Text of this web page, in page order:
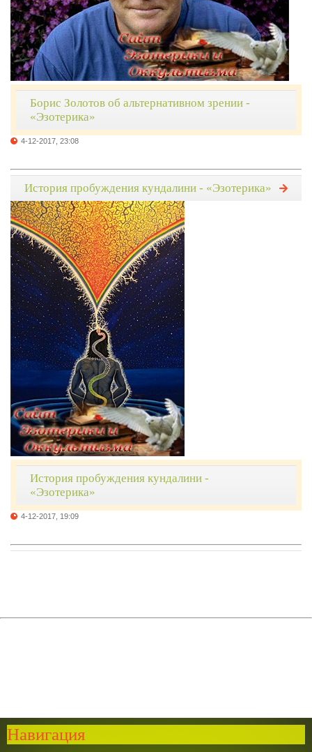
Борис Золотов об альтернативном зрении -
«Эзотерика»
4-12-2017, 23:08
История пробуждения кундалини - «Эзотерика»
История пробуждения кундалини -
«Эзотерика»
4-12-2017, 19:09
Навигация